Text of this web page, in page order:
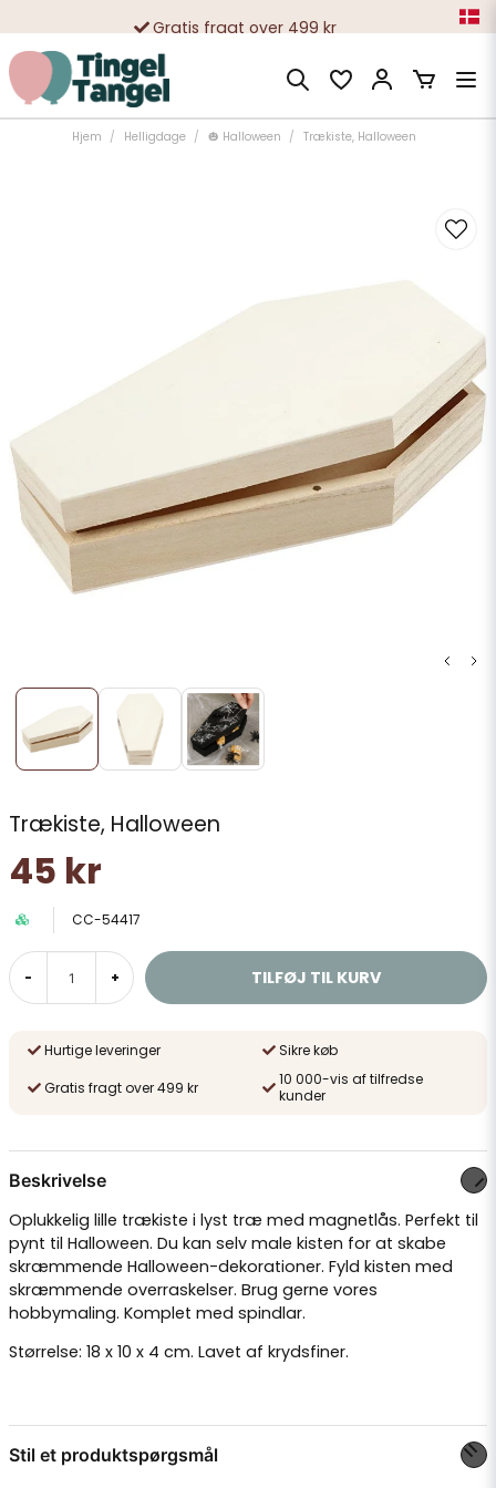
Gratis fragt over 499 kr
10 000-vis af tilfredse kunder
Hjem Helligdage 🎃 Halloween Trækiste, Halloween
Trækiste, Halloween
45 kr
CC-54417
- + TILFØJ TIL KURV
Hurtige leveringer
Sikre køb
Gratis fragt over 499 kr
10 000-vis af tilfredse
kunder
Beskrivelse
Oplukkelig lille trækiste i lyst træ med magnetlås. Perfekt til
pynt til Halloween. Du kan selv male kisten for at skabe
skræmmende Halloween-dekorationer. Fyld kisten med
skræmmende overraskelser. Brug gerne vores
hobbymaling. Komplet med spindlar.
Størrelse: 18 x 10 x 4 cm. Lavet af krydsfiner.
Stil et produktspørgsmål